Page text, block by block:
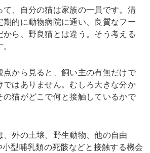
て、自分の猫は家族の一員です。清
的に動物病院に通い、良質なフー
から、野良猫とは違う。そう考える
点から見ると、飼い主の有無だけで
ではありません。むしろ大きな分か
の猫がどこで何と接触しているかで
、外の土壌、野生動物、他の自由
型哺乳類の死骸などと接触する機会